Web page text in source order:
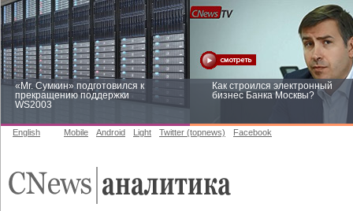
«Mr. Сумкин» подготовился к
прекращению поддержки
WS2003
Как строился электронный
бизнес Банка Москвы?
English Mobile Android Light Twitter (topnews) Facebook